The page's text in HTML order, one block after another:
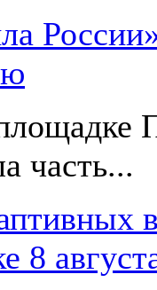
часть...
8